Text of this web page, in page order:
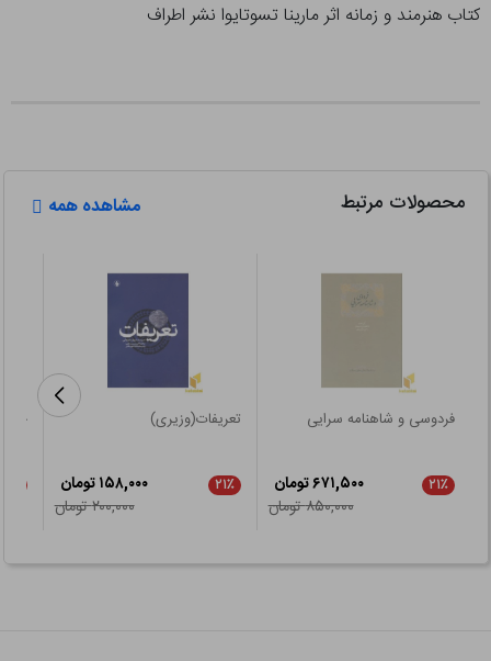
کتاب هنرمند و زمانه اثر مارینا تسوتایوا نشر اطراف
محصولات مرتبط مشاهده همه
فردوسی و شاهنامه سرایی
۲۱٪
۶۷۱,۵۰۰ تومان
۸۵۰,۰۰۰ تومان
تعریفات(وزیری)
۲۱٪
۱۵۸,۰۰۰ تومان
۲۰۰,۰۰۰ تومان